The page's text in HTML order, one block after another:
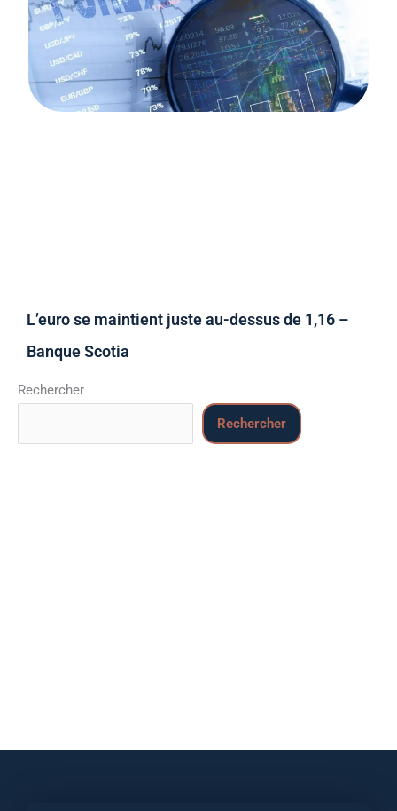
L’euro se maintient juste au-dessus de 1,16 –
Banque Scotia
Rechercher
Rechercher